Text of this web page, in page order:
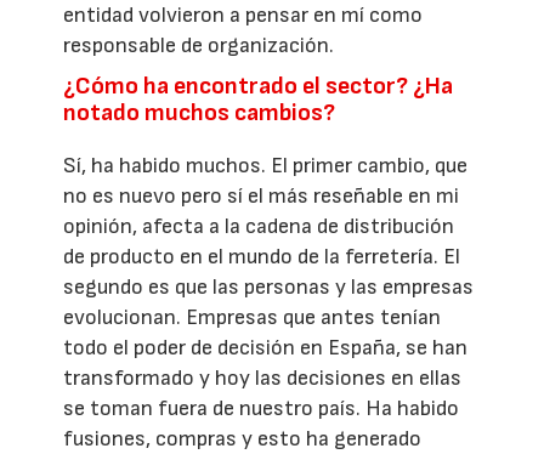
entidad volvieron a pensar en mí como
responsable de organización.
¿Cómo ha encontrado el sector? ¿Ha
notado muchos cambios?
Sí, ha habido muchos. El primer cambio, que
no es nuevo pero sí el más reseñable en mi
opinión, afecta a la cadena de distribución
de producto en el mundo de la ferretería. El
segundo es que las personas y las empresas
evolucionan. Empresas que antes tenían
todo el poder de decisión en España, se han
transformado y hoy las decisiones en ellas
se toman fuera de nuestro país. Ha habido
fusiones, compras y esto ha generado